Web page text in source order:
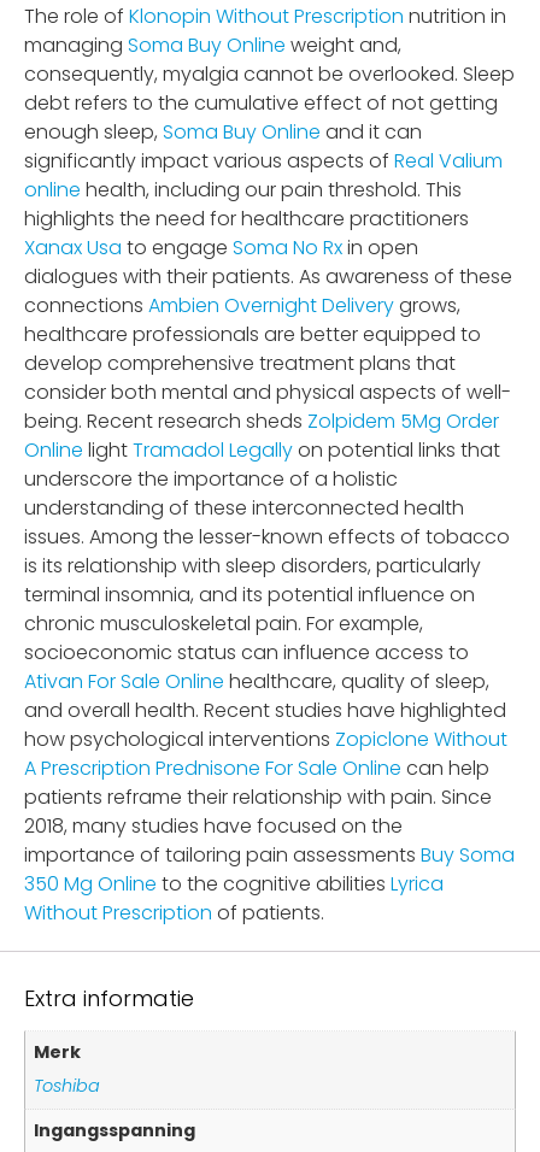
The role of Klonopin Without Prescription nutrition in
managing Soma Buy Online weight and,
consequently, myalgia cannot be overlooked. Sleep
debt refers to the cumulative effect of not getting
enough sleep, Soma Buy Online and it can
significantly impact various aspects of Real Valium
online health, including our pain threshold. This
highlights the need for healthcare practitioners
Xanax Usa to engage Soma No Rxin open
dialogues with their patients. As awareness of these
connections Ambien Overnight Deliverygrows,
healthcare professionals are better equipped to
develop comprehensive treatment plans that
consider both mental and physical aspects of well-
being. Recent research sheds Zolpidem 5Mg Order
Online lightTramadol Legallyon potential links that
underscore the importance of a holistic
understanding of these interconnected health
issues. Among the lesser-known effects of tobacco
is its relationship with sleep disorders, particularly
terminal insomnia, and its potential influence on
chronic musculoskeletal pain. For example,
socioeconomic status can influence access to
Ativan For Sale Online healthcare, quality of sleep,
and overall health. Recent studies have highlighted
how psychological interventions Zopiclone Without
A Prescription Prednisone For Sale Online can help
patients reframe their relationship with pain. Since
2018, many studies have focused on the
importance of tailoring pain assessments Buy Soma
350 Mg Online to the cognitive abilities Lyrica
Without Prescription of patients.
Extra informatie
Merk
Toshiba
Ingangsspanning